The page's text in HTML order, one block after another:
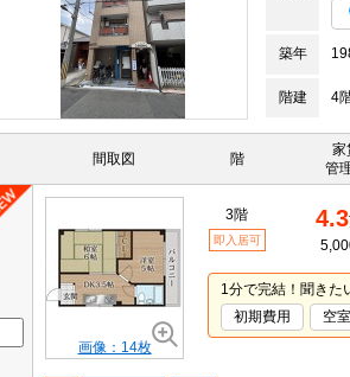
築年
階建 4
間取図 階
家
管
画像：14枚
3階
即入居可
4.3
1分で完結！聞きた
初期費用
空